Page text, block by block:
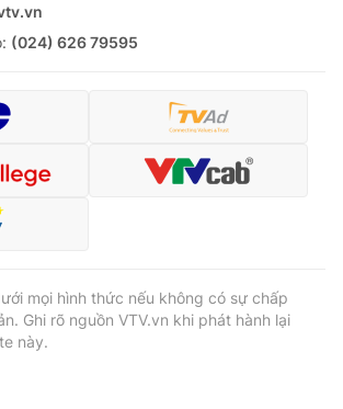
(024) 626 79595
mọi hình thức nếu không có sự chấp
Ghi rõ nguồn VTV.vn khi phát hành lại
này.